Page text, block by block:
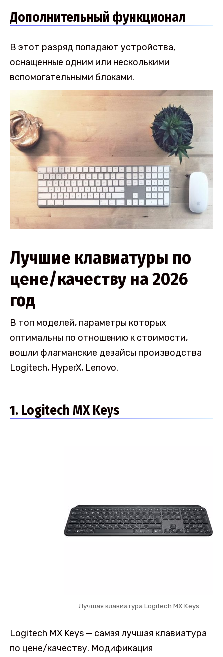
Дополнительный функционал
В этот разряд попадают устройства,
оснащенные одним или несколькими
вспомогательными блоками.
Лучшие клавиатуры по
цене/качеству на 2026
год
В топ моделей, параметры которых
оптимальны по отношению к стоимости,
вошли флагманские девайсы производства
Logitech, HyperX, Lenovo.
1. Logitech MX Keys
Лучшая клавиатура Logitech MX Keys
Logitech MX Keys — самая лучшая клавиатура
по цене/качеству. Модификация